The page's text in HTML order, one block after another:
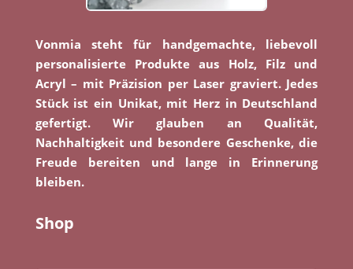
Vonmia steht für handgemachte, liebevoll
personalisierte Produkte aus Holz, Filz und
Acryl – mit Präzision per Laser graviert. Jedes
Stück ist ein Unikat, mit Herz in Deutschland
gefertigt. Wir glauben an Qualität,
Nachhaltigkeit und besondere Geschenke, die
Freude bereiten und lange in Erinnerung
bleiben.
Shop